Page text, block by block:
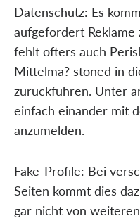
Datenschutz: Es
aufgefordert Reklame
fehlt ofters auch
Mittelma? stoned in
zuruckfuhren. Unter
einfach einander mit
anzumelden.
Fake-Profile: Bei
Seiten kommt dies
gar nicht von